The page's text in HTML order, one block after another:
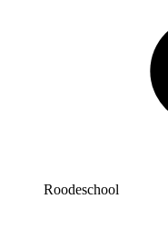
Roodeschool